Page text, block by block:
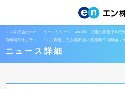
エン株式会社TOP ニュースリリース
2017年10月度の派遣平均
前年同月比プラス 『エン派遣』三大都市圏の募集時平均時給レポ
ニュース詳細